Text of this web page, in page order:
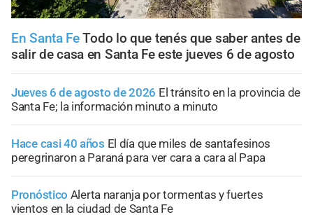
En Santa Fe Todo lo que tenés que saber antes de
salir de casa en Santa Fe este jueves 6 de agosto
Jueves 6 de agosto de 2026 El tránsito en la provincia de
Santa Fe; la información minuto a minuto
Hace casi 40 años El día que miles de santafesinos
peregrinaron a Paraná para ver cara a cara al Papa
Pronóstico Alerta naranja por tormentas y fuertes
vientos en la ciudad de Santa Fe